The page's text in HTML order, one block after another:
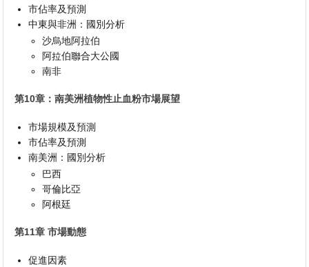
市佔率及預測
中東與非洲：國別分析
沙烏地阿拉伯
阿拉伯聯合大公國
南非
第10章：南美洲植物性止血粉市場展望
市場規模及預測
市佔率及預測
南美洲：國別分析
巴西
哥倫比亞
阿根廷
第11章 市場動態
促進因素